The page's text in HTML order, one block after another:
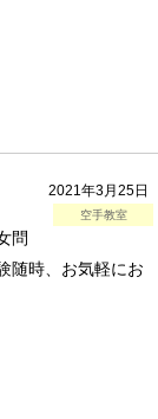
2021年3月25日
空手教室
問
随時、お気軽にお